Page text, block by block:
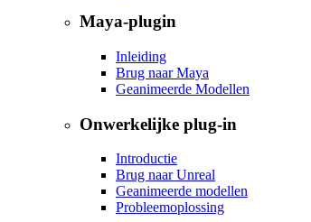
Maya-plugin
Inleiding
Brug naar Maya
Geanimeerde Modellen
Onwerkelijke plug-in
Introductie
Brug naar Unreal
Geanimeerde modellen
Probleemoplossing